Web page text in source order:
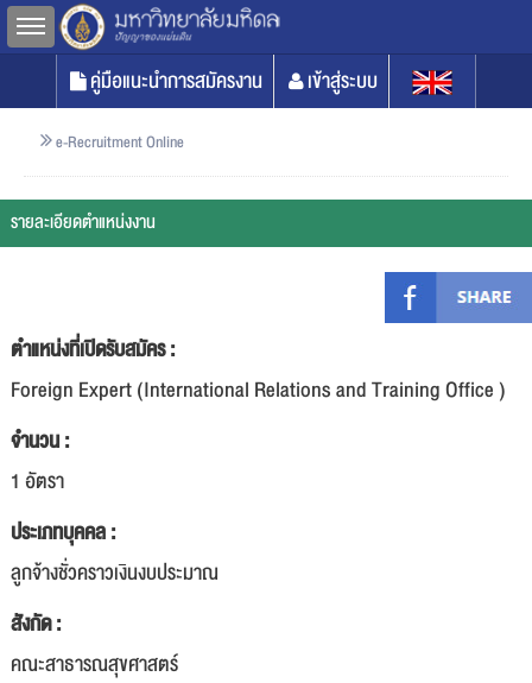
Toggle sidebar
คู่มือแนะนำการสมัครงาน
เข้าสู่ระบบ
e-Recruitment Online
รายละเอียดตำแหน่งงาน
ตำแหน่งที่เปิดรับสมัคร :
Foreign Expert (International Relations and Training Office )
จำนวน :
1 อัตรา
ประเภทบุคคล :
ลูกจ้างชั่วคราวเงินงบประมาณ
สังกัด :
คณะสาธารณสุขศาสตร์